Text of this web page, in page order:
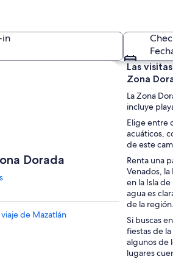
Una playa
in
Dorada
de Mazatlán
Las
Zona
La Zona
incluye
Elige entre
acuáticos,
de este
Renta una
Venados, la
en la Isla
agua es
de la
Si buscas
fiestas de
algunos de
lugares